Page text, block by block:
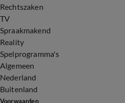
Rechtszaken
TV
Spraakmakend
Reality
Spelprogramma's
Algemeen
Nederland
Buitenland
Voorwaarden